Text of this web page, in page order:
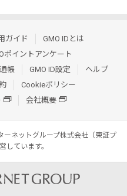
ガイド
GMO IDとは
ポイントアンケート
帳 GMO ID設定
ヘルプ
Cookieポリシー
会社概要
ーネットグループ株式会社（東証プ
しています。